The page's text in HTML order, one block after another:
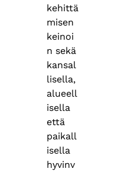
kehittä
misen
keinoi
n sekä
kansal
lisella,
alueell
isella
että
paikall
isella
hyvinv